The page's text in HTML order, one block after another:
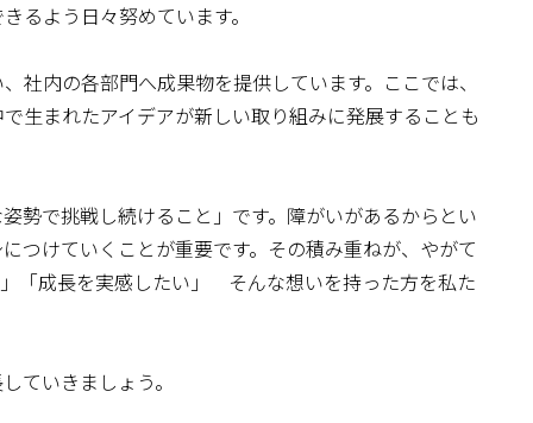
るよう日々努めています。
内の各部門へ成果物を提供しています。ここでは、
生まれたアイデアが新しい取り組みに発展することも
勢で挑戦し続けること」です。障がいがあるからとい
つけていくことが重要です。その積み重ねが、やがて
「成長を実感したい」 そんな想いを持った方を私た
ていきましょう。